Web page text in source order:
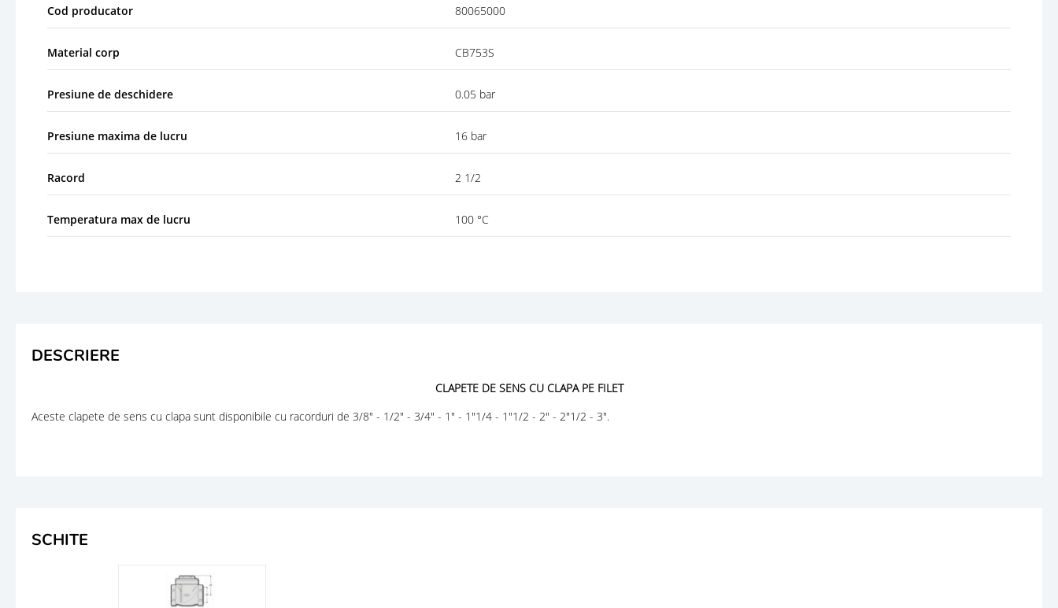
Cod producator 80065000
Material corp CB753S
Presiune de deschidere 0.05 bar
Presiune maxima de lucru 16 bar
Racord 2 1/2
Temperatura max de lucru 100 °C
DESCRIERE
CLAPETE DE SENS CU CLAPA PE FILET
Aceste clapete de sens cu clapa sunt disponibile cu racorduri de 3/8" - 1/2" - 3/4" - 1" - 1"1/4 - 1"1/2 - 2" - 2"1/2 - 3".
SCHITE